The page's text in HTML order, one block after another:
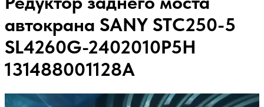
автокрана SANY STC250-5
SL4260G-2402010P5H
131488001128A